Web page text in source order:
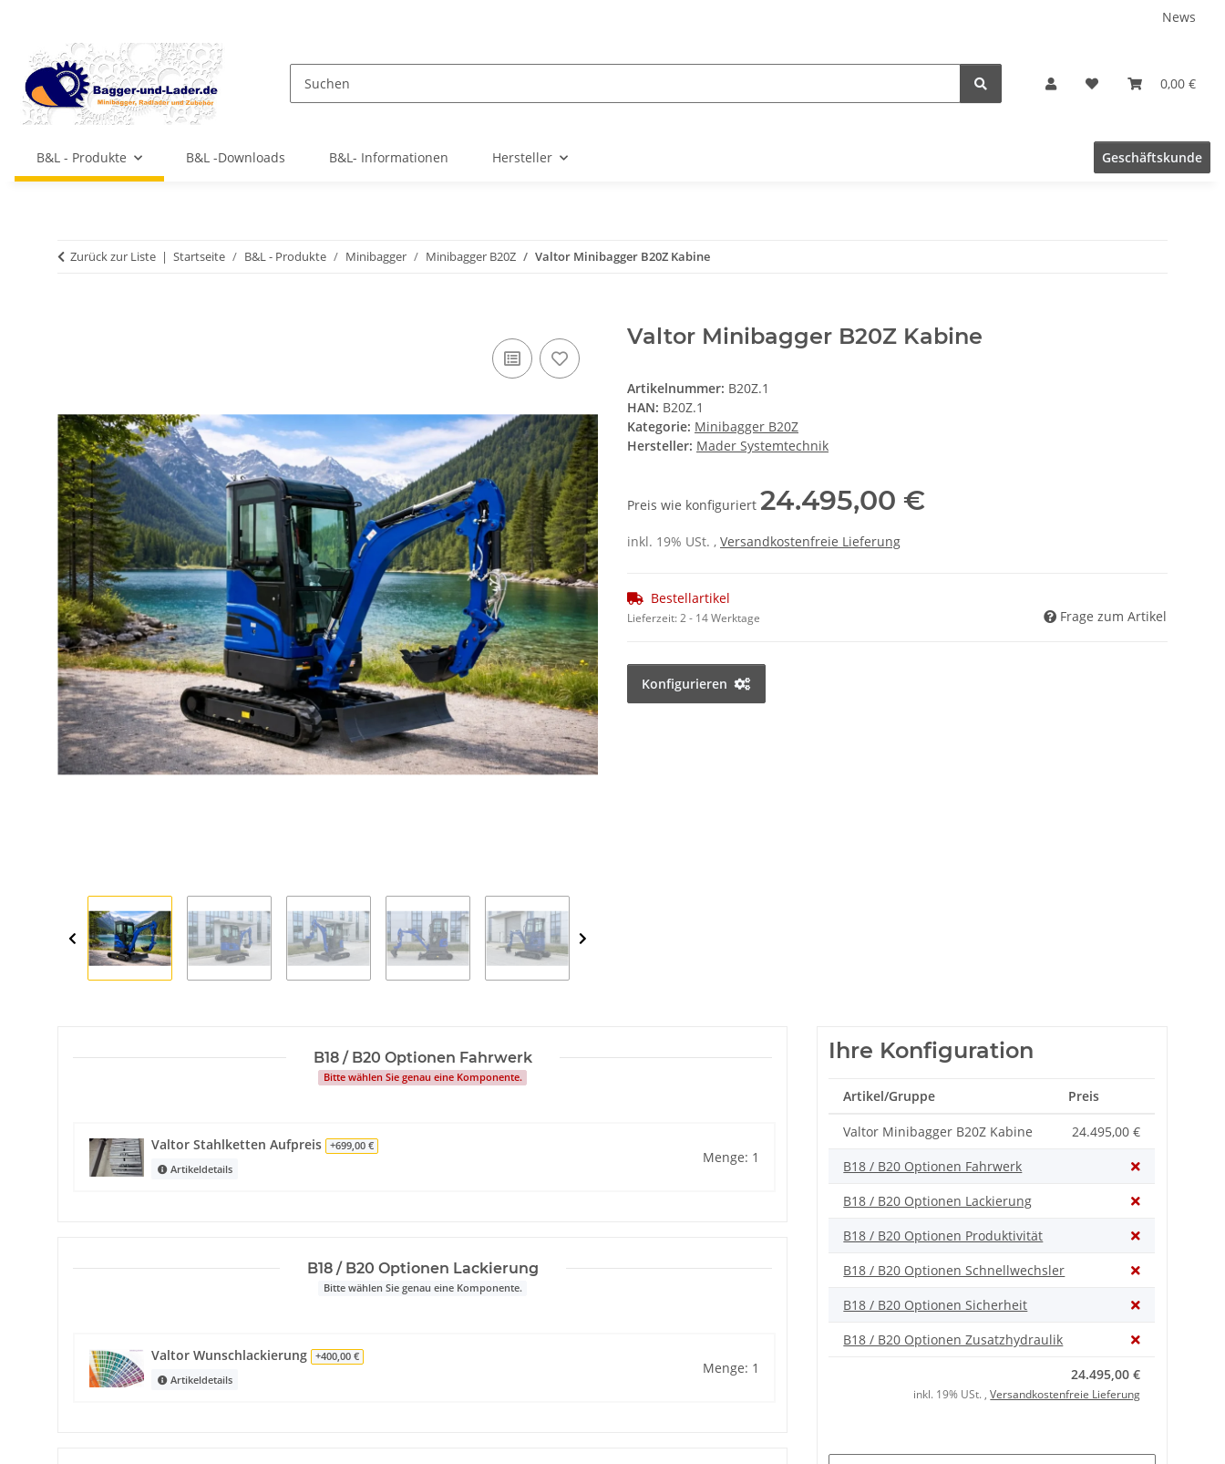
News
0,00 €
B&L - Produkte B&L -Downloads B&L- Informationen Hersteller Geschäftskunde
Zurück zur Liste Startseite B&L - Produkte Minibagger Minibagger B20Z Valtor Minibagger B20Z Kabine
Valtor Minibagger B20Z Kabine
Artikelnummer: B20Z.1
HAN: B20Z.1
Kategorie: Minibagger B20Z
Hersteller: Mader Systemtechnik
Preis wie konfiguriert 24.495,00 €
inkl. 19% USt. , Versandkostenfreie Lieferung
Bestellartikel
Lieferzeit:2 - 14 Werktage Frage zum Artikel
Konfigurieren
B18 / B20 Optionen Fahrwerk
Bitte wählen Sie genau eine Komponente.
Valtor Stahlketten Aufpreis
+699,00 €
Artikeldetails
Menge: 1
B18 / B20 Optionen Lackierung
Bitte wählen Sie genau eine Komponente.
Valtor Wunschlackierung
+400,00 €
Artikeldetails
Menge: 1
Ihre Konfiguration
Artikel/Gruppe Preis
Valtor Minibagger B20Z Kabine
24.495,00 €
B18 / B20 Optionen Fahrwerk
B18 / B20 Optionen Lackierung
B18 / B20 Optionen Produktivität
B18 / B20 Optionen Schnellwechsler
B18 / B20 Optionen Sicherheit
B18 / B20 Optionen Zusatzhydraulik
24.495,00 €
inkl. 19% USt. ,Versandkostenfreie Lieferung